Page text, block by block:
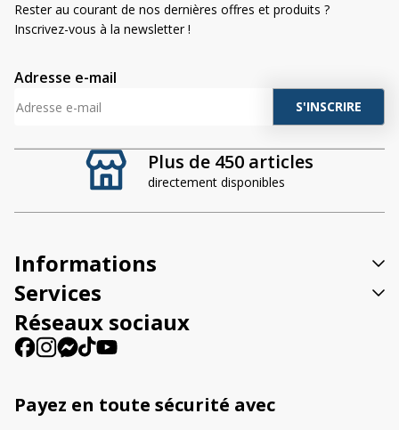
Plus de 450 articles
directement disponibles
Rester au courant de nos dernières offres et produits ?
Inscrivez-vous à la newsletter !
Adresse e-mail
A
t
i
v
e
:
Informations
Services
Réseaux sociaux
Payez en toute sécurité avec